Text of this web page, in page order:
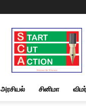
Start
Cut
Action
|
News
&
அரசியல் சினிமா